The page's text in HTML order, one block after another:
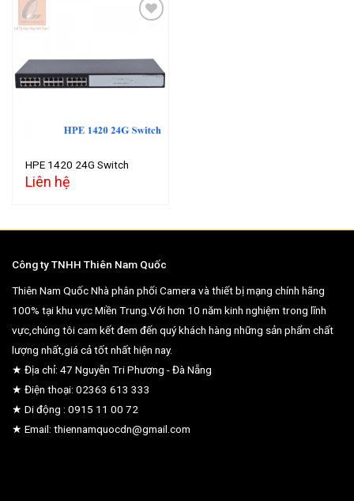
Add to
wishlist
HPE 1420 24G Switch
Liên hệ
Công ty TNHH Thiên Nam Quốc
Thiên Nam Quốc Nhà phân phối Camera và thiết bị mạng chính hãng
100% tại khu vực Miền Trung.Với hơn 10 năm kinh nghiệm trong lĩnh
vực,chúng tôi cam kết đem đến quý khách hàng những sản phẩm chất
lượng nhất,giá cả tốt nhất hiện nay.
★ Địa chỉ: 47 Nguyễn Tri Phương - Đà Nẵng
★ Điện thoại: 02363 613 333
★ Di động : 0915 11 00 72
★ Email: thiennamquocdn@gmail.com